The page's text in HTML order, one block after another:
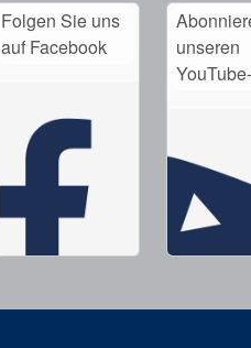
Folgen Sie uns
auf Facebook
unseren